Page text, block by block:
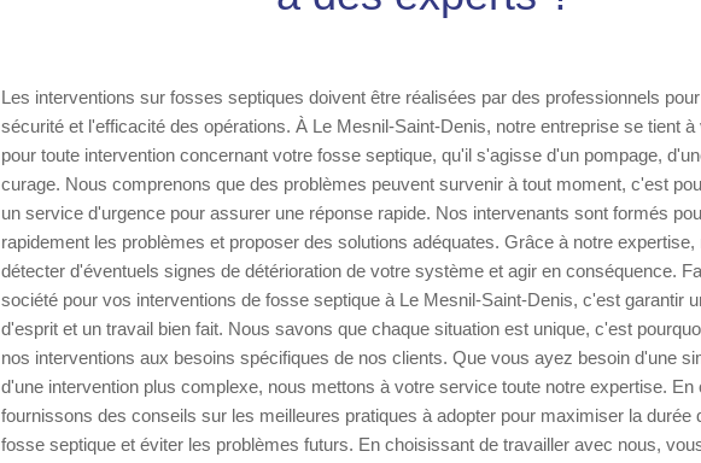
Les interventions sur fosses septiques doivent être réalisées par des professionnels
sécurité et l'efficacité des opérations. À Le Mesnil-Saint-Denis, notre entreprise se tient à
pour toute intervention concernant votre fosse septique, qu'il s'agisse d'un pompage,
curage. Nous comprenons que des problèmes peuvent survenir à tout moment, c'est
un service d'urgence pour assurer une réponse rapide. Nos intervenants sont formés
rapidement les problèmes et proposer des solutions adéquates. Grâce à notre expertise,
détecter d'éventuels signes de détérioration de votre système et agir en conséquence.
société pour vos interventions de fosse septique à Le Mesnil-Saint-Denis, c'est garantir
d'esprit et un travail bien fait. Nous savons que chaque situation est unique, c'est
nos interventions aux besoins spécifiques de nos clients. Que vous ayez besoin d'une
d'une intervention plus complexe, nous mettons à votre service toute notre expertise. En
fournissons des conseils sur les meilleures pratiques à adopter pour maximiser la durée
fosse septique et éviter les problèmes futurs. En choisissant de travailler avec nous,